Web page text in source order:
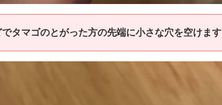
タマゴのとがった方の先端に小さな穴を空けます